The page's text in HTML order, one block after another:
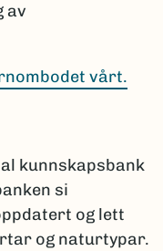
av
vårt.
kunnskapsbank
si
og lett
og naturtypar.